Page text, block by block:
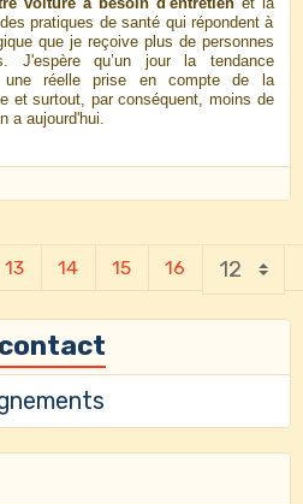
pratiques de santé qui répondent à
que je reçoive plus de personnes
J'espère qu’un jour la tendance
une réelle prise en compte de la
et surtout, par conséquent, moins de
a aujourd'hui.
13 14 15 16